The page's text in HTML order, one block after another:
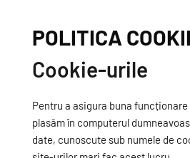
POLITICA
Cookie-urile
Pentru a asigura buna
plasăm în computerul
date, cunoscute sub numele de